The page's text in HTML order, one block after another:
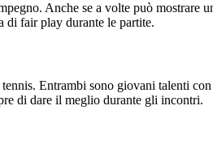
Anche se a volte può mostrare
di fair play durante le partite.
Entrambi sono giovani talenti
di dare il meglio durante gli incontri.